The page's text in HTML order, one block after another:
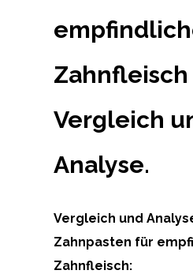
Zahnfleisch
Vergleich
Analyse.
Vergleich und
Zahnpasten für
Zahnfleisch: